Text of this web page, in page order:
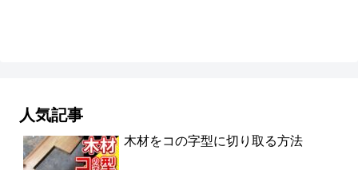
人気記事
木材をコの字型に切り取る方法